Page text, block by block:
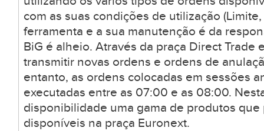
com as suas condições de utilização
ferramenta e a sua manutenção é da
BiG é alheio. Através da praça Direct Trade
transmitir novas ordens e ordens de
entanto, as ordens colocadas em sessões
executadas entre as 07:00 e as 08:00.
disponibilidade uma gama de produtos
disponíveis na praça Euronext.